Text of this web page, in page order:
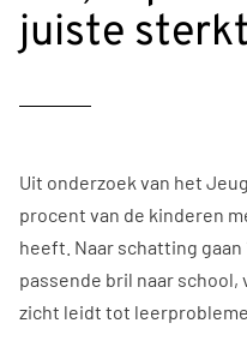
juiste
Uit onderzoek van het
procent van de kinderen
heeft. Naar schatting
passende bril naar
zicht leidt tot